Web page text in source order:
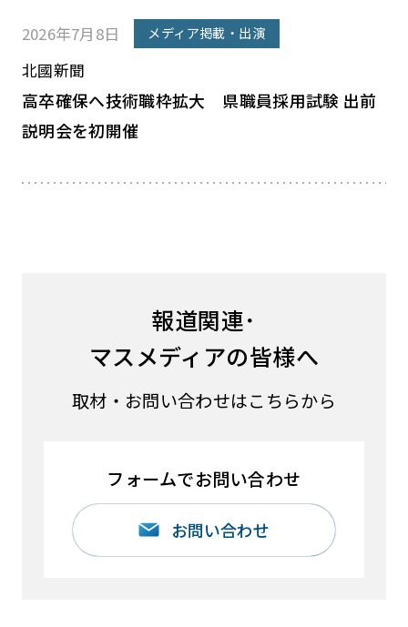
2026年7月8日 メディア掲載・出演
北國新聞
高卒確保へ技術職枠拡大 県職員採用試験 出前
説明会を初開催
報道関連･
マスメディアの皆様へ
取材・お問い合わせはこちらから
フォームでお問い合わせ
お問い合わせ